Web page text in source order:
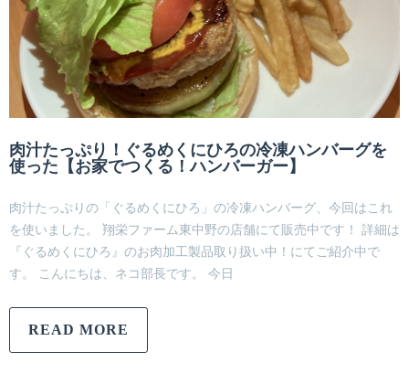
肉汁たっぷり！ぐるめくにひろの冷凍ハンバーグを
使った【お家でつくる！ハンバーガー】
肉汁たっぷりの「ぐるめくにひろ」の冷凍ハンバーグ、今回はこれ
を使いました。 翔栄ファーム東中野の店舗にて販売中です！ 詳細は
『ぐるめくにひろ』のお肉加工製品取り扱い中！にてご紹介中で
す。 こんにちは、ネコ部長です。 今日
READ MORE